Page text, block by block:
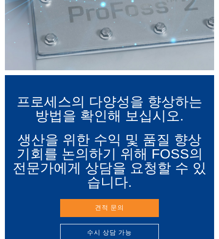
프로세스의 다양성을 향상하는
방법을 확인해 보십시오.
생산을 위한 수익 및 품질 향상
기회를 논의하기 위해 FOSS의
전문가에게 상담을 요청할 수 있
습니다.
견적 문의
수시 상담 가능